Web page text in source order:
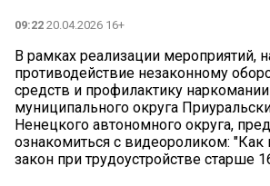
09:22 20.04.2026 16+
В рамках реализации мероприятий,
противодействие незаконному
средств и профилактику
муниципального округа
Ненецкого автономного округа,
ознакомиться с видеороликом: "Как
закон при трудоустройстве старше